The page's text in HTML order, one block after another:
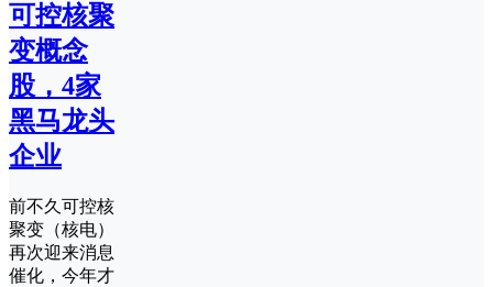
可控核聚
变概念
股，4家
黑马龙头
企业
前不久可控核
聚变（核电）
再次迎来消息
催化，今年才